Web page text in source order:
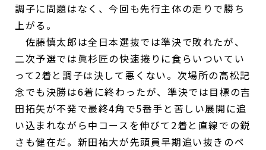
調子に問題はなく、今回も先行主体の走りで勝ち
上がる。
佐藤慎太郎は全日本選抜では準決で敗れたが、
二次予選では眞杉匠の快速捲りに食らいついてい
って2着と調子は決して悪くない。次場所の高松記
念でも決勝は6着に終わったが、準決では目標の吉
田拓矢が不発で最終4角で5番手と苦しい展開に追
い込まれながら中コースを伸びて2着と直線での鋭
さも健在だ。新田祐大が先頭員早期追い抜きのペ